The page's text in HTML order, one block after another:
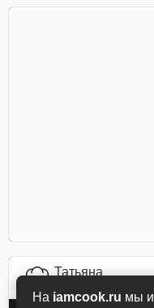
На iamcook.ru мы
Татьяна